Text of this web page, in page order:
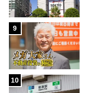
9
10